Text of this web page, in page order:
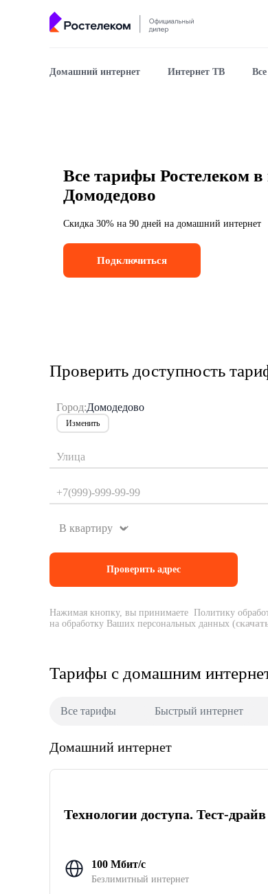
Домашний интернет Интернет ТВ
Все тарифы Ростелеком в
Домодедово
Скидка 30% на 90 дней на домашний интернет
Подключиться
Проверить доступность
Город:Домодедово
Изменить
Нажимая кнопку, вы принимаете Политику
на обработку Ваших персональных данных (
Тарифы с домашним
Все тарифы Быстрый интернет
Домашний интернет
Технологии доступа. Тест-драйв
100 Мбит/с
Безлимитный интернет